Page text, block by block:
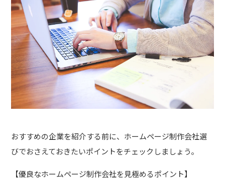
おすすめの企業を紹介する前に、ホームページ制作会社選
びでおさえておきたいポイントをチェックしましょう。
【優良なホームページ制作会社を見極めるポイント】